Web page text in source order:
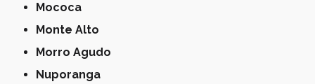
Mococa
Monte Alto
Morro Agudo
Nuporanga